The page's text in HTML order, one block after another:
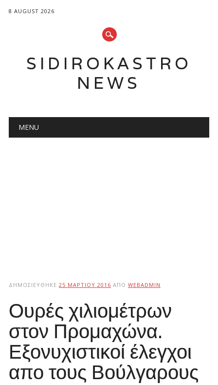
8 AUGUST 2026
SIDIROKASTRO
NEWS
Main menu
MENU
ΔΗΜΟΣΙΕΎΘΗΚΕ 25 ΜΑΡΤΊΟΥ 2016 ΑΠΌ WEBADMIN
Ουρές χιλιομέτρων
στον Προμαχώνα.
Εξονυχιστικοί έλεγχοι
απο τους Βούλγαρους